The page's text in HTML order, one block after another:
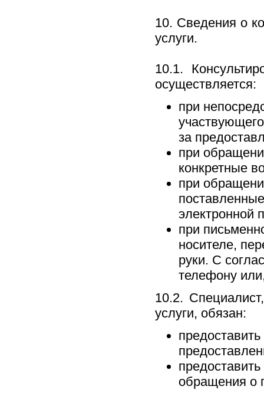
10. Сведения о
услуги.
10.1.
осуществляется:
при
за
при
конкретные
при
электронной
при
носителе,
руки. С
телефону
10.2.
услуги, обязан:
обращения о